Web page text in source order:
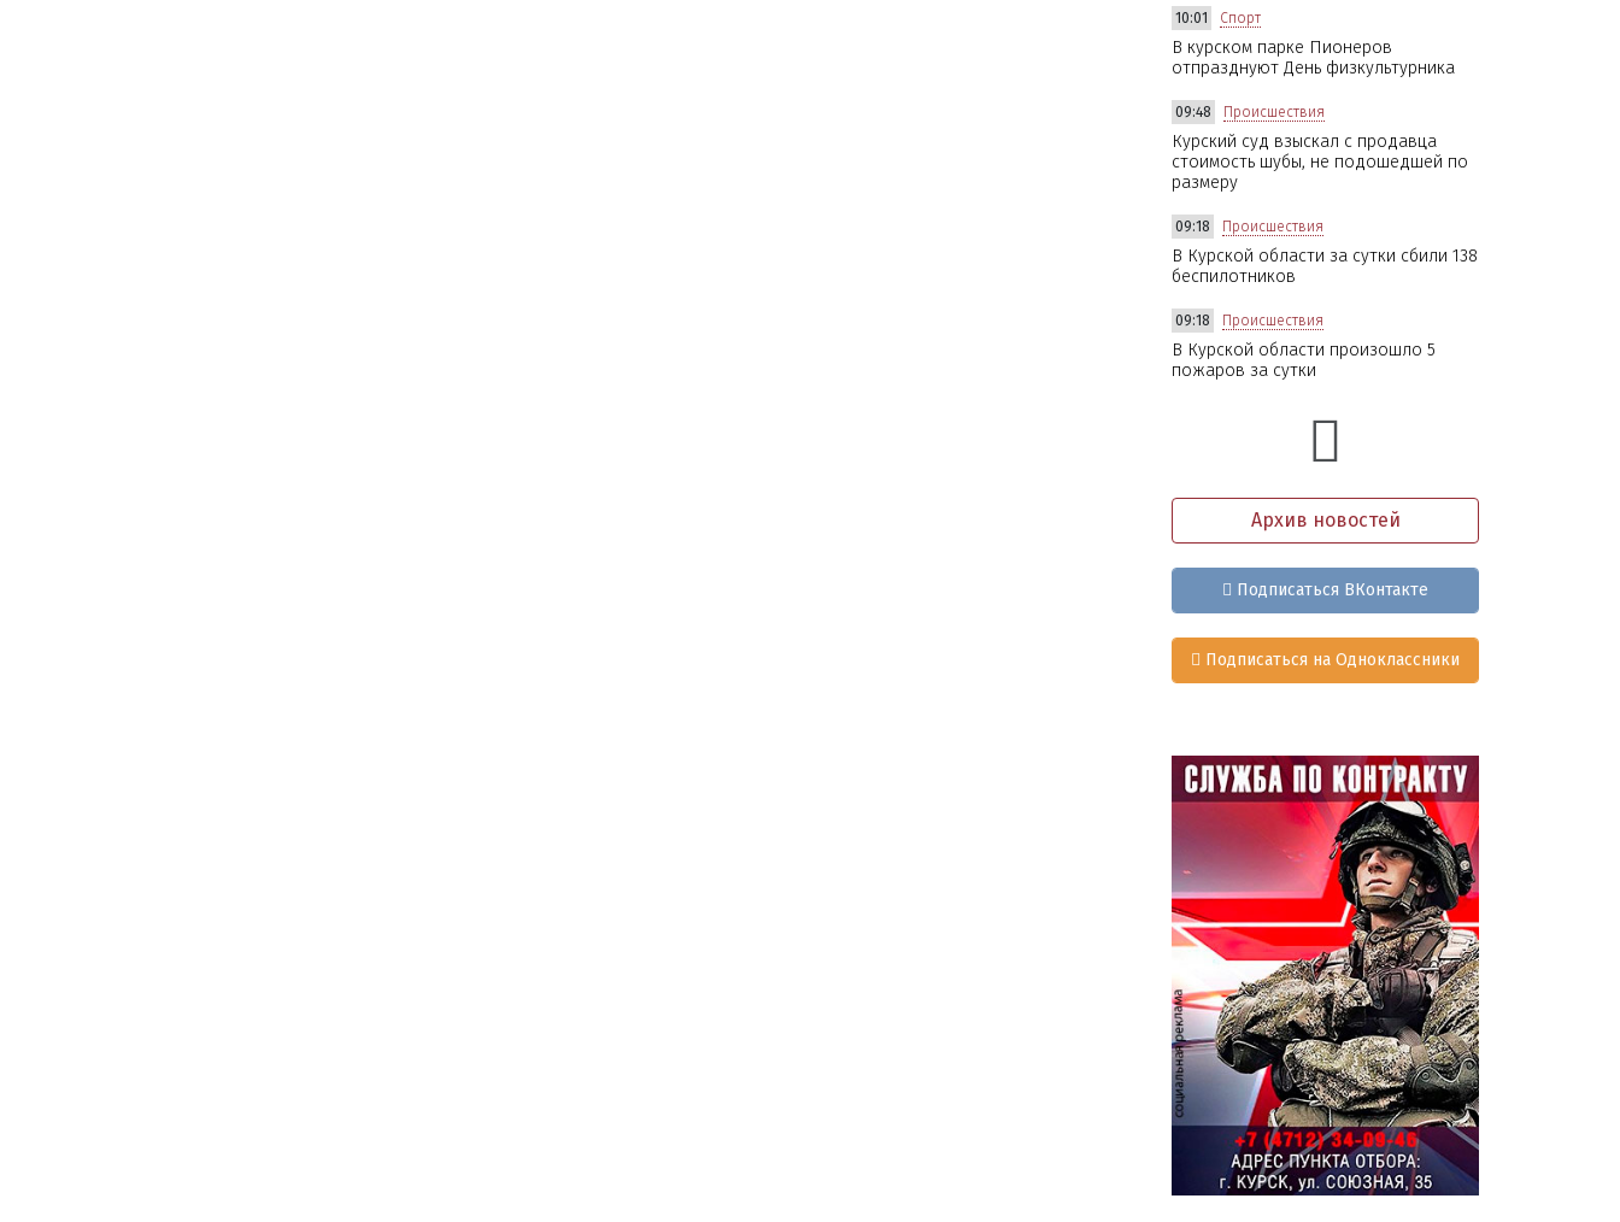
10:01 Спорт
В курском парке Пионеров
отпразднуют День физкультурника
09:48 Происшествия
Курский суд взыскал с продавца
стоимость шубы, не подошедшей по
размеру
09:18 Происшествия
В Курской области за сутки сбили 138
беспилотников
09:18 Происшествия
В Курской области произошло 5
пожаров за сутки
Архив новостей
Подписаться ВКонтакте
Подписаться на Одноклассники